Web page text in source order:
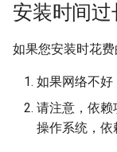
安装时间过
如果您安装时花
如果网络不好
请注意，依赖
操作系统，依